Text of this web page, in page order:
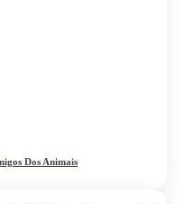
Dos Animais